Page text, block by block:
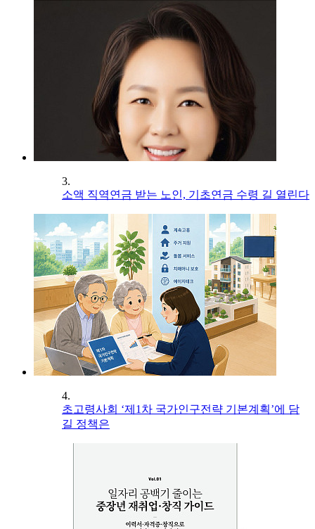
3.
소액 직역연금 받는 노인, 기초연금 수령 길 열린다
4.
초고령사회 ‘제1차 국가인구전략 기본계획’에 담
길 정책은